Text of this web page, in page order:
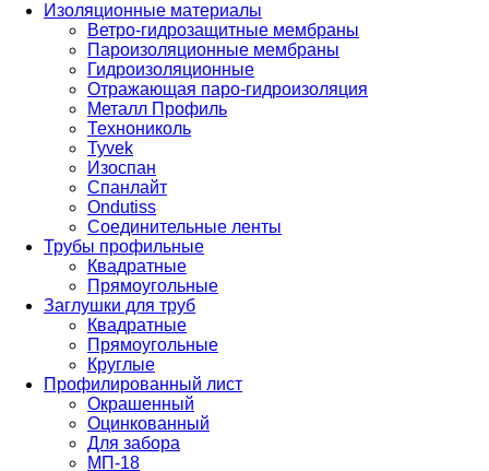
Изоляционные материалы
Ветро-гидрозащитные мембраны
Пароизоляционные мембраны
Гидроизоляционные
Отражающая паро-гидроизоляция
Металл Профиль
Технониколь
Tyvek
Изоспан
Спанлайт
Ondutiss
Соединительные ленты
Трубы профильные
Квадратные
Прямоугольные
Заглушки для труб
Квадратные
Прямоугольные
Круглые
Профилированный лист
Окрашенный
Оцинкованный
Для забора
МП-18